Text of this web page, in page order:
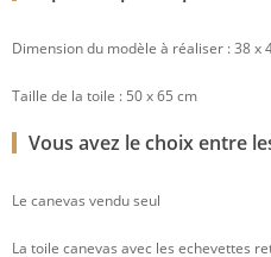
Dimension du modèle à réaliser : 38 x
Taille de la toile : 50 x 65 cm
Vous avez le choix entre
Le canevas vendu seul
La toile canevas avec les echevettes